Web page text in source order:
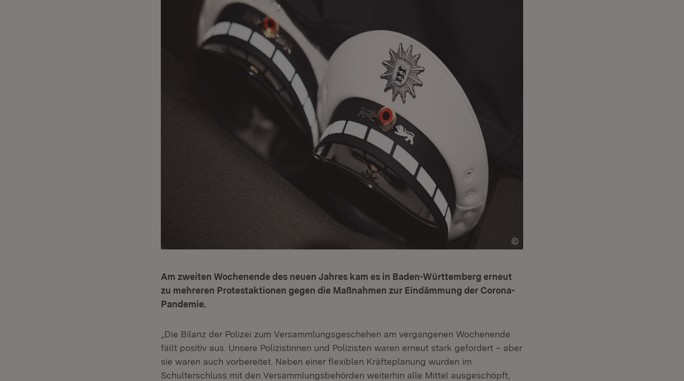
Am zweiten Wochenende des neuen Jahres kam es in Baden-Württemberg erneut
zu mehreren Protestaktionen gegen die Maßnahmen zur Eindämmung der Corona-
Pandemie.
„Die Bilanz der Polizei zum Versammlungsgeschehen am vergangenen Wochenende
fällt positiv aus. Unsere Polizistinnen und Polizisten waren erneut stark gefordert – aber
sie waren auch vorbereitet. Neben einer flexiblen Kräfteplanung wurden im
Schulterschluss mit den Versammlungsbehörden weiterhin alle Mittel ausgeschöpft,